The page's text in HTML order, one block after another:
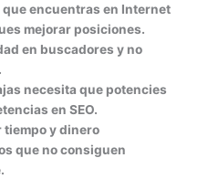
que encuentras en Internet
mejorar posiciones.
en buscadores y no
necesita que potencies
en SEO.
tiempo y dinero
que no consiguen